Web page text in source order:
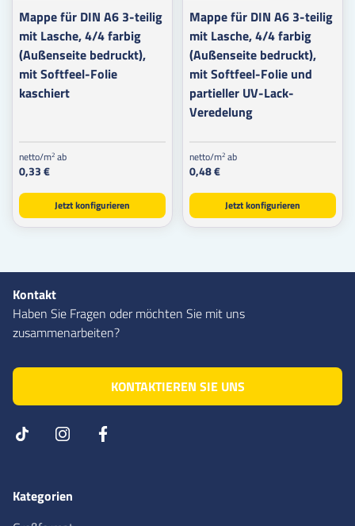
Mappe für DIN A6 3-teilig
mit Lasche, 4/4 farbig
(Außenseite bedruckt),
mit Softfeel-Folie
kaschiert
netto/m2 ab
0,33 €
Jetzt konfigurieren
Mappe für DIN A6 3-teilig
mit Lasche, 4/4 farbig
(Außenseite bedruckt),
mit Softfeel-Folie und
partieller UV-Lack-
Veredelung
netto/m2 ab
0,48 €
Jetzt konfigurieren
Kontakt
Haben Sie Fragen oder möchten Sie mit uns
zusammenarbeiten?
KONTAKTIEREN SIE UNS
Kategorien